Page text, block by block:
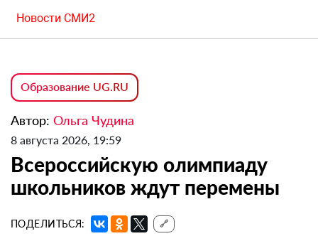
Новости СМИ2
Образование UG.RU
Автор: Ольга Чудина
8 августа 2026, 19:59
Всероссийскую олимпиаду
школьников ждут перемены
ПОДЕЛИТЬСЯ: 🔗